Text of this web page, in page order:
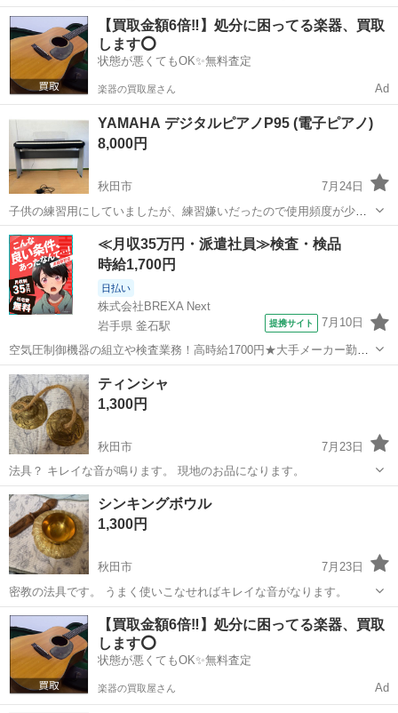
です。
秋田 秋田市 電子楽器
【買取金額6倍‼️】処分に困ってる楽器、買取
します⭕️
状態が悪くてもOK✨無料査定
楽器の買取屋さん Ad
YAMAHA デジタルピアノP95 (電子ピアノ)
8,000円
秋田市
7月24日
子供の練習用にしていましたが、練習嫌いだったので使用頻度が少な
く、比較的キレイな状態だと思います。 使用していない期間が長かっ
たのですが、通電しての音の確認は問題ありませんでした。 ヘッドホ
ン端子がついているので、音漏れ...
秋田 秋田市 楽器
≪月収35万円・派遣社員≫検査・検品
時給1,700円
日払い
株式会社BREXA Next
岩手県 釜石駅
提携サイト 7月10日
空気圧制御機器の組立や検査業務！高時給1700円★大手メーカー勤
務！嬉しい寮費無料！ワンルーム寮完備★マイカー通勤OK＆工場敷地
内に無料駐車場あり★！《岩手県釜石市》 人気の工場のお仕事 ◇空気
圧制御機器（シリンダ、バルブ...
岩手 釜石市
ティンシャ
1,300円
秋田市
7月23日
法具？ キレイな音が鳴ります。 現地のお品になります。
秋田 秋田市 その他
シンキングボウル
1,300円
秋田市
7月23日
密教の法具です。 うまく使いこなせればキレイな音がなります。
秋田 秋田市 その他
【買取金額6倍‼️】処分に困ってる楽器、買取
します⭕️
状態が悪くてもOK✨無料査定
楽器の買取屋さん Ad